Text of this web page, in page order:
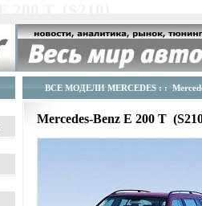
ВСЕ МОДЕЛИ MERCEDES : :
Mercedes-Benz E 200 T